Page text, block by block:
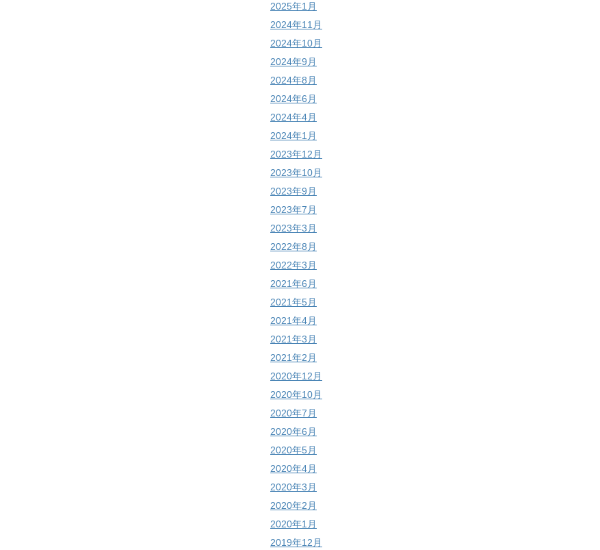
2025年1月
2024年11月
2024年10月
2024年9月
2024年8月
2024年6月
2024年4月
2024年1月
2023年12月
2023年10月
2023年9月
2023年7月
2023年3月
2022年8月
2022年3月
2021年6月
2021年5月
2021年4月
2021年3月
2021年2月
2020年12月
2020年10月
2020年7月
2020年6月
2020年5月
2020年4月
2020年3月
2020年2月
2020年1月
2019年12月